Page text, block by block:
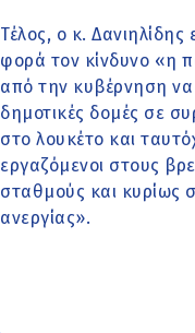
Τέλος, ο κ. Δανιηλίδης
φορά τον κίνδυνο «η
από την κυβέρνηση να
δημοτικές δομές σε
στο λουκέτο και
εργαζόμενοι στους
σταθμούς και
ανεργίας».